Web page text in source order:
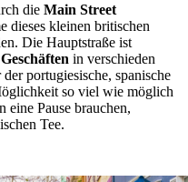
die Main Street
dieses kleinen britischen
Die Hauptstraße ist
in verschieden
portugiesische, spanische
so viel wie möglich
eine Pause brauchen,
Tee.